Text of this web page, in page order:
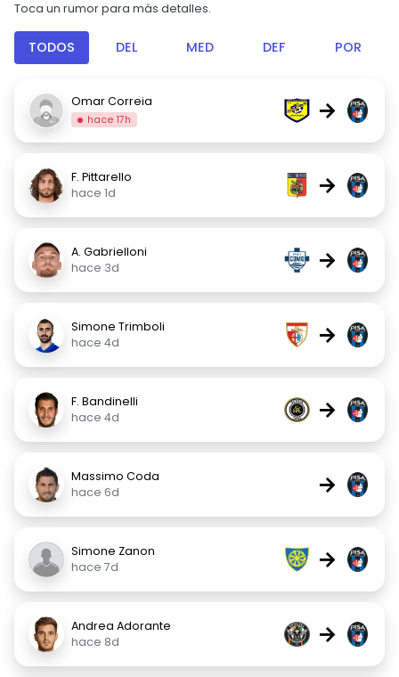
Toca un rumor para más detalles.
TODOS DEL MED DEF POR
Omar Correia
hace 17h →
F. Pittarello
hace 1d
→
A. Gabrielloni
hace 3d
→
Simone Trimboli
hace 4d
→
F. Bandinelli
hace 4d
→
Massimo Coda
hace 6d
→
Simone Zanon
hace 7d
→
Andrea Adorante
hace 8d
→